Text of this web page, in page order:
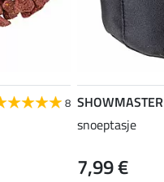
8 SHOWMASTER
snoeptasje
7,99 €